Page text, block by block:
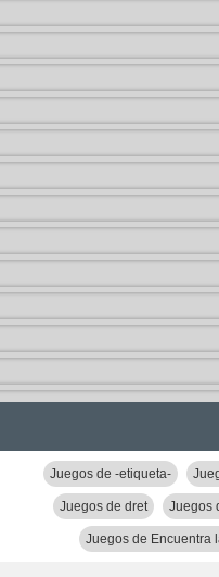
Juegos de -etiqueta-
Juegos de dret Juegos
Juegos de Encuentra